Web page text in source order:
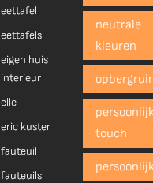
eettafel
eettafels
eigen huis
interieur
elle
eric kuster
fauteuil
fauteuils
neutrale
kleuren
touch